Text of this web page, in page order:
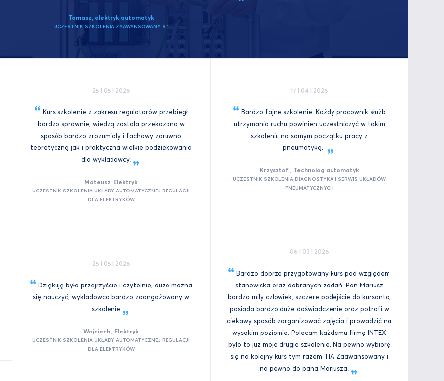
Tomasz, elektryk automatyk
UCZESTNIK SZKOLENIA ZAAWANSOWANY S7
25 I 05 I 2026
Kurs szkolenie z zakresu regulatorów przebiegł
bardzo sprawnie, wiedzą została przekazana w
sposób bardzo zrozumiały i fachowy zaruwno
teoretyczną jak i praktyczna wielkie podziękowania
dla wykładowcy.
Mateusz, Elektryk
UCZESTNIK SZKOLENIA UKŁADY AUTOMATYCZNEJ REGULACJI
DLA ELEKTRYKÓW
25 I 05 I 2026
Dziękuję było przejrzyście i czytelnie, dużo można
się nauczyć, wykładowca bardzo zaangażowany w
szkolenie
Wojciech , Elektryk
UCZESTNIK SZKOLENIA UKŁADY AUTOMATYCZNEJ REGULACJI
DLA ELEKTRYKÓW
17 I 04 I 2026
Bardzo fajne szkolenie. Każdy pracownik służb
utrzymania ruchu powinien uczestniczyć w takim
szkoleniu na samym początku pracy z
pneumatyką.
Krzysztof , Technolog automatyk
UCZESTNIK SZKOLENIA DIAGNOSTYKA I SERWIS UKŁADÓW
PNEUMATYCZNYCH
06 I 03 I 2026
Bardzo dobrze przygotowany kurs pod względem
stanowiska oraz dobranych zadań. Pan Mariusz
bardzo miły człowiek, szczere podejście do kursanta,
posiada bardzo duże doświadczenie oraz potrafi w
ciekawy sposób zorganizować zajęcia i prowadzić na
wysokim poziomie. Polecam każdemu firmę INTEX
było to już moje drugie szkolenie. Na pewno wybiorę
się na kolejny kurs tym razem TIA Zaawansowany i
na pewno do pana Mariusza.